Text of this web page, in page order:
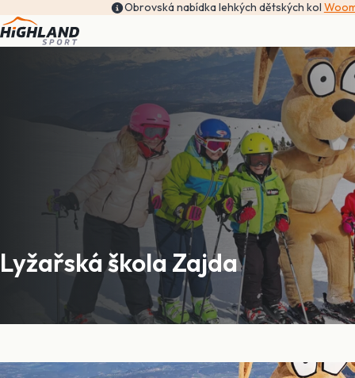
Obrovská nabídka lehkých dětských kol
Lyžařská škola Zajda